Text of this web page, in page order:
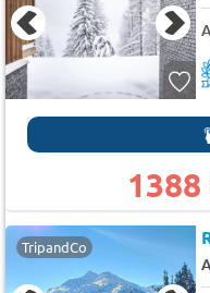
1388
TripandCo